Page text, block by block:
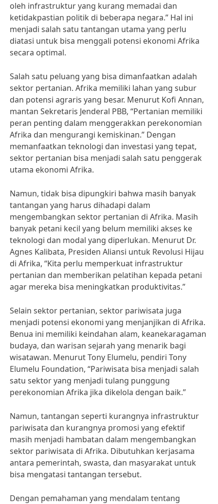
oleh infrastruktur yang kurang memadai dan
ketidakpastian politik di beberapa negara.” Hal ini
menjadi salah satu tantangan utama yang perlu
diatasi untuk bisa menggali potensi ekonomi Afrika
secara optimal.
Salah satu peluang yang bisa dimanfaatkan adalah
sektor pertanian. Afrika memiliki lahan yang subur
dan potensi agraris yang besar. Menurut Kofi Annan,
mantan Sekretaris Jenderal PBB, “Pertanian memiliki
peran penting dalam menggerakkan perekonomian
Afrika dan mengurangi kemiskinan.” Dengan
memanfaatkan teknologi dan investasi yang tepat,
sektor pertanian bisa menjadi salah satu penggerak
utama ekonomi Afrika.
Namun, tidak bisa dipungkiri bahwa masih banyak
tantangan yang harus dihadapi dalam
mengembangkan sektor pertanian di Afrika. Masih
banyak petani kecil yang belum memiliki akses ke
teknologi dan modal yang diperlukan. Menurut Dr.
Agnes Kalibata, Presiden Aliansi untuk Revolusi Hijau
di Afrika, “Kita perlu memperkuat infrastruktur
pertanian dan memberikan pelatihan kepada petani
agar mereka bisa meningkatkan produktivitas.”
Selain sektor pertanian, sektor pariwisata juga
menjadi potensi ekonomi yang menjanjikan di Afrika.
Benua ini memiliki keindahan alam, keanekaragaman
budaya, dan warisan sejarah yang menarik bagi
wisatawan. Menurut Tony Elumelu, pendiri Tony
Elumelu Foundation, “Pariwisata bisa menjadi salah
satu sektor yang menjadi tulang punggung
perekonomian Afrika jika dikelola dengan baik.”
Namun, tantangan seperti kurangnya infrastruktur
pariwisata dan kurangnya promosi yang efektif
masih menjadi hambatan dalam mengembangkan
sektor pariwisata di Afrika. Dibutuhkan kerjasama
antara pemerintah, swasta, dan masyarakat untuk
bisa mengatasi tantangan tersebut.
Dengan pemahaman yang mendalam tentang